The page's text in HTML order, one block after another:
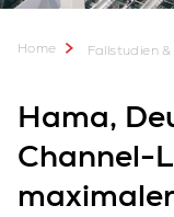
Home Fallstudien & mehr
Hama,
Channel-